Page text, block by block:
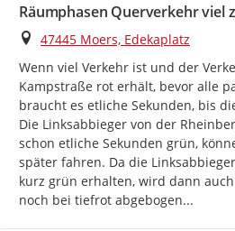
Räumphasen Querverkehr viel
Ort
47445 Moers, Edekaplatz
Wenn viel Verkehr ist und der
Kampstraße rot erhält, bevor alle
braucht es etliche Sekunden, bis
Die Linksabbieger von der
schon etliche Sekunden grün,
später fahren. Da die
kurz grün erhalten, wird dann
noch bei tiefrot abgebogen...